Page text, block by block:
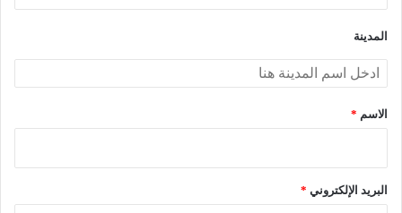
المدينة
الاسم *
البريد الإلكتروني *